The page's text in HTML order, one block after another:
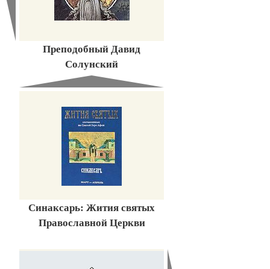
Преподобный Давид
Солунский
Синаксарь: Жития святых
Православной Церкви